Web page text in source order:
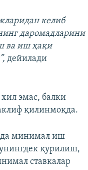
келиб
даромадларини
ва иш ҳақи
дейилади
эмас, балки
қилинмоқда.
минимал иш
қурилиш,
ставкалар